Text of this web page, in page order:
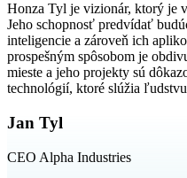
Honza Tyl je vizionár, ktorý je
Jeho schopnosť predvídať
inteligencie a zároveň ich
prospešným spôsobom je
mieste a jeho projekty sú
technológií, ktoré slúžia
Jan Tyl
CEO Alpha Industries